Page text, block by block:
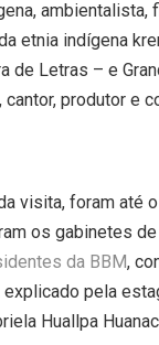
ambientalista,
etnia indígena
de Letras – e
cantor, produtor e
visita, foram até
os gabinetes
da BBM,
explicado pela
Huallpa